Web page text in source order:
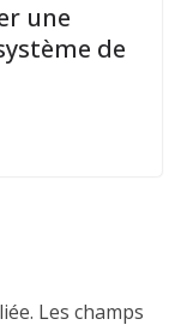
une
de
Les champs